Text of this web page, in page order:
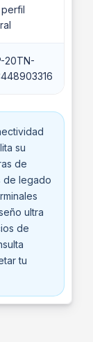
20TN-
su
de
de legado
ultra
de
tu